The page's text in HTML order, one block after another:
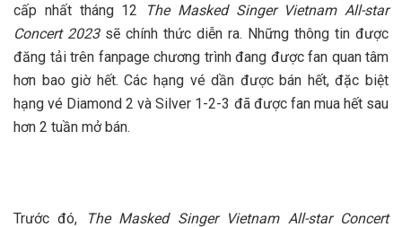
cấp nhất tháng 12
The Masked Singer Vietnam All-star
Concert 2023sẽ chính thức diễn ra. Những thông tin được
đăng tải trên fanpage chương trình đang được fan quan tâm
hơn bao giờ hết. Các hạng vé dần được bán hết, đặc biệt
hạng vé Diamond 2 và Silver 1-2-3 đã được fan mua hết sau
hơn 2 tuần mở bán.
Trước đó,
The Masked Singer Vietnam All-star Concert